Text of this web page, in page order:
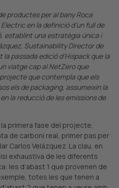
productes per al bany Roca
en la definició d’un full de
establint una estratègia única i
Sustainability Director de
passada edició d’Hispack que la
viatge cap al NetZero que
que contempla que els
els de packaging, assumeixin la
la reducció de les emissions de
primera fase del projecte,
de carboni real, primer pas per
Carlos Velázquez. La clau, en
exhaustiva de les diferents
les d’abast 1 que provenen de
totes les que tenen a